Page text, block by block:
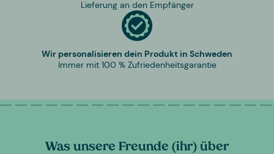
Lieferung an den Empfänger
Wir personalisieren dein Produkt in Schweden
Immer mit 100 % Zufriedenheitsgarantie
Was unsere Freunde (ihr) über